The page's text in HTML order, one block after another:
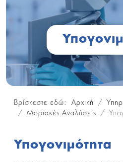
Βρίσκεστε εδώ: Αρχική
Μοριακές Αναλύσεις
Υπογονιμότητα